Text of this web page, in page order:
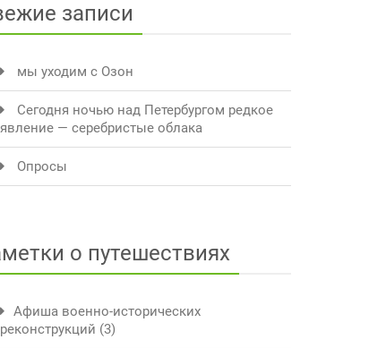
записи
мы уходим с Озон
Сегодня ночью над Петербургом редкое
явление — серебристые облака
Опросы
о путешествиях
Афиша военно-исторических
реконструкций (3)